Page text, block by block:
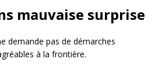
mauvaise surprise
demande pas de démarches
à la frontière.